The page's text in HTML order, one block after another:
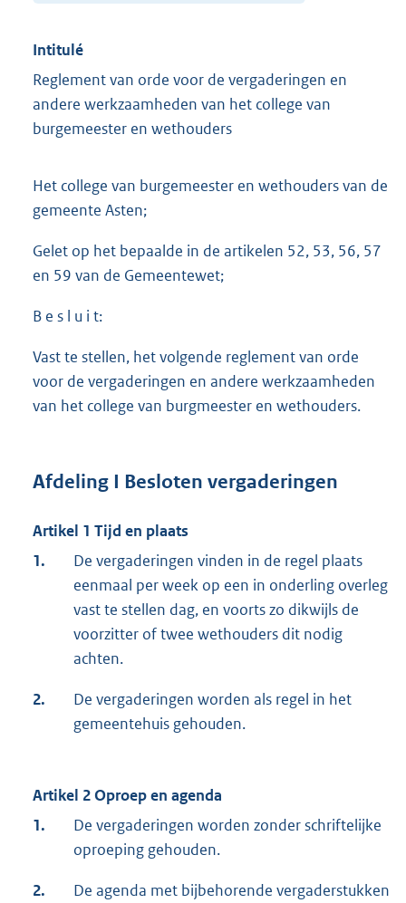
Intitulé
Reglement van orde voor de vergaderingen en
andere werkzaamheden van het college van
burgemeester en wethouders
Het college van burgemeester en wethouders van de
gemeente Asten;
Gelet op het bepaalde in de artikelen 52, 53, 56, 57
en 59 van de Gemeentewet;
B e s l u i t:
Vast te stellen, het volgende reglement van orde
voor de vergaderingen en andere werkzaamheden
van het college van burgmeester en wethouders.
Afdeling I Besloten vergaderingen
Artikel 1 Tijd en plaats
1.
De vergaderingen vinden in de regel plaats
eenmaal per week op een in onderling overleg
vast te stellen dag, en voorts zo dikwijls de
voorzitter of twee wethouders dit nodig
achten.
2.
De vergaderingen worden als regel in het
gemeentehuis gehouden.
Artikel 2 Oproep en agenda
1.
De vergaderingen worden zonder schriftelijke
oproeping gehouden.
2.
De agenda met bijbehorende vergaderstukken